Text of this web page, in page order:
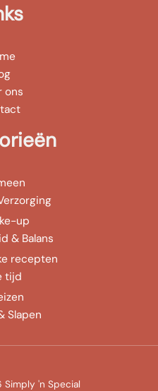
ons
up
& Balans
recepten
tijd
Slapen
'n Special